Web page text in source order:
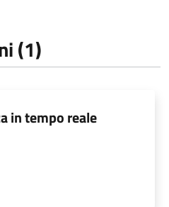
(1)
in tempo reale